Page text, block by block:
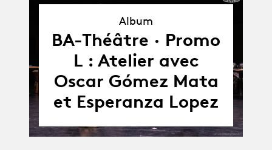
Album
Album
BA-Théâtre · Promo
L : Atelier avec
Oscar Gómez Mata
et Esperanza Lopez